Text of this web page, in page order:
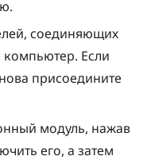
соединяющих
Если
присоедините
модуль, нажав
его, а затем